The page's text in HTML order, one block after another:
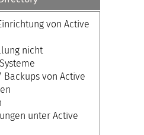
von Active
nicht
von Active
unter Active